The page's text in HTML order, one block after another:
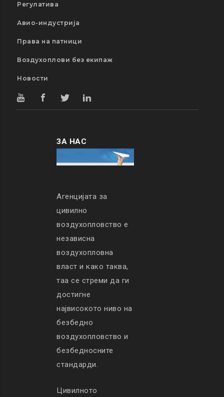
Регулатива
Авио-индустрија
Права на патници
Воздухоплови без екипаж
Новости
ЗА НАС
Агенцијата за
цивилно
воздухопловство е
независна
воздухопловна
власт и како таква,
таа се стреми да ги
достигне
највисокото ниво на
безбедно
воздухопловство и
безбедносните
стандарди.
Цивилното